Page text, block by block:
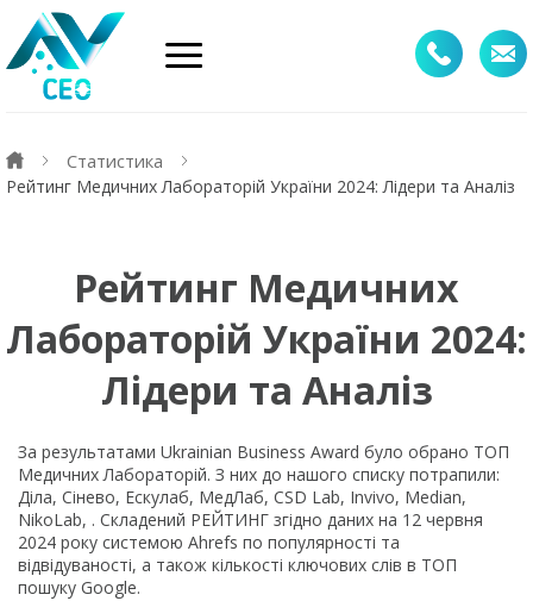
Статистика
Рейтинг Медичних Лабораторій України 2024: Лідери та Аналіз
Рейтинг Медичних
Лабораторій України 2024:
Лідери та Аналіз
За результатами Ukrainian Business Award було обрано ТОП
Медичних Лабораторій. З них до нашого списку потрапили:
Діла, Сінево, Ескулаб, МедЛаб, CSD Lab, Invivo, Median,
NikoLab, . Складений РЕЙТИНГ згідно даних на 12 червня
2024 року системою Ahrefs по популярності та
відвідуваності, а також кількості ключових слів в ТОП
пошуку Google.